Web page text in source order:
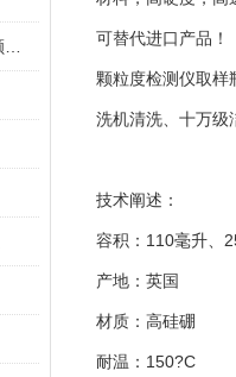
可替代进口产品！
颗粒度检测仪取样
洗机清洗、十万级
技术阐述：
容积：110毫升、
产地：英国
材质：高硅硼
耐温：150?C